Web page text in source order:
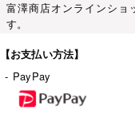
富澤商店オンラインショ
す。
【お支払い方法】
- PayPay